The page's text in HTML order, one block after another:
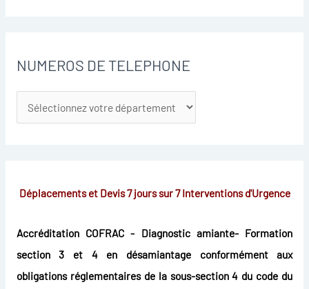
NUMEROS DE TELEPHONE
Déplacements et Devis 7 jours sur 7 Interventions d'Urgence
Accréditation COFRAC - Diagnostic amiante- Formation
section 3 et 4 en désamiantage conformément aux
obligations réglementaires de la sous-section 4 du code du